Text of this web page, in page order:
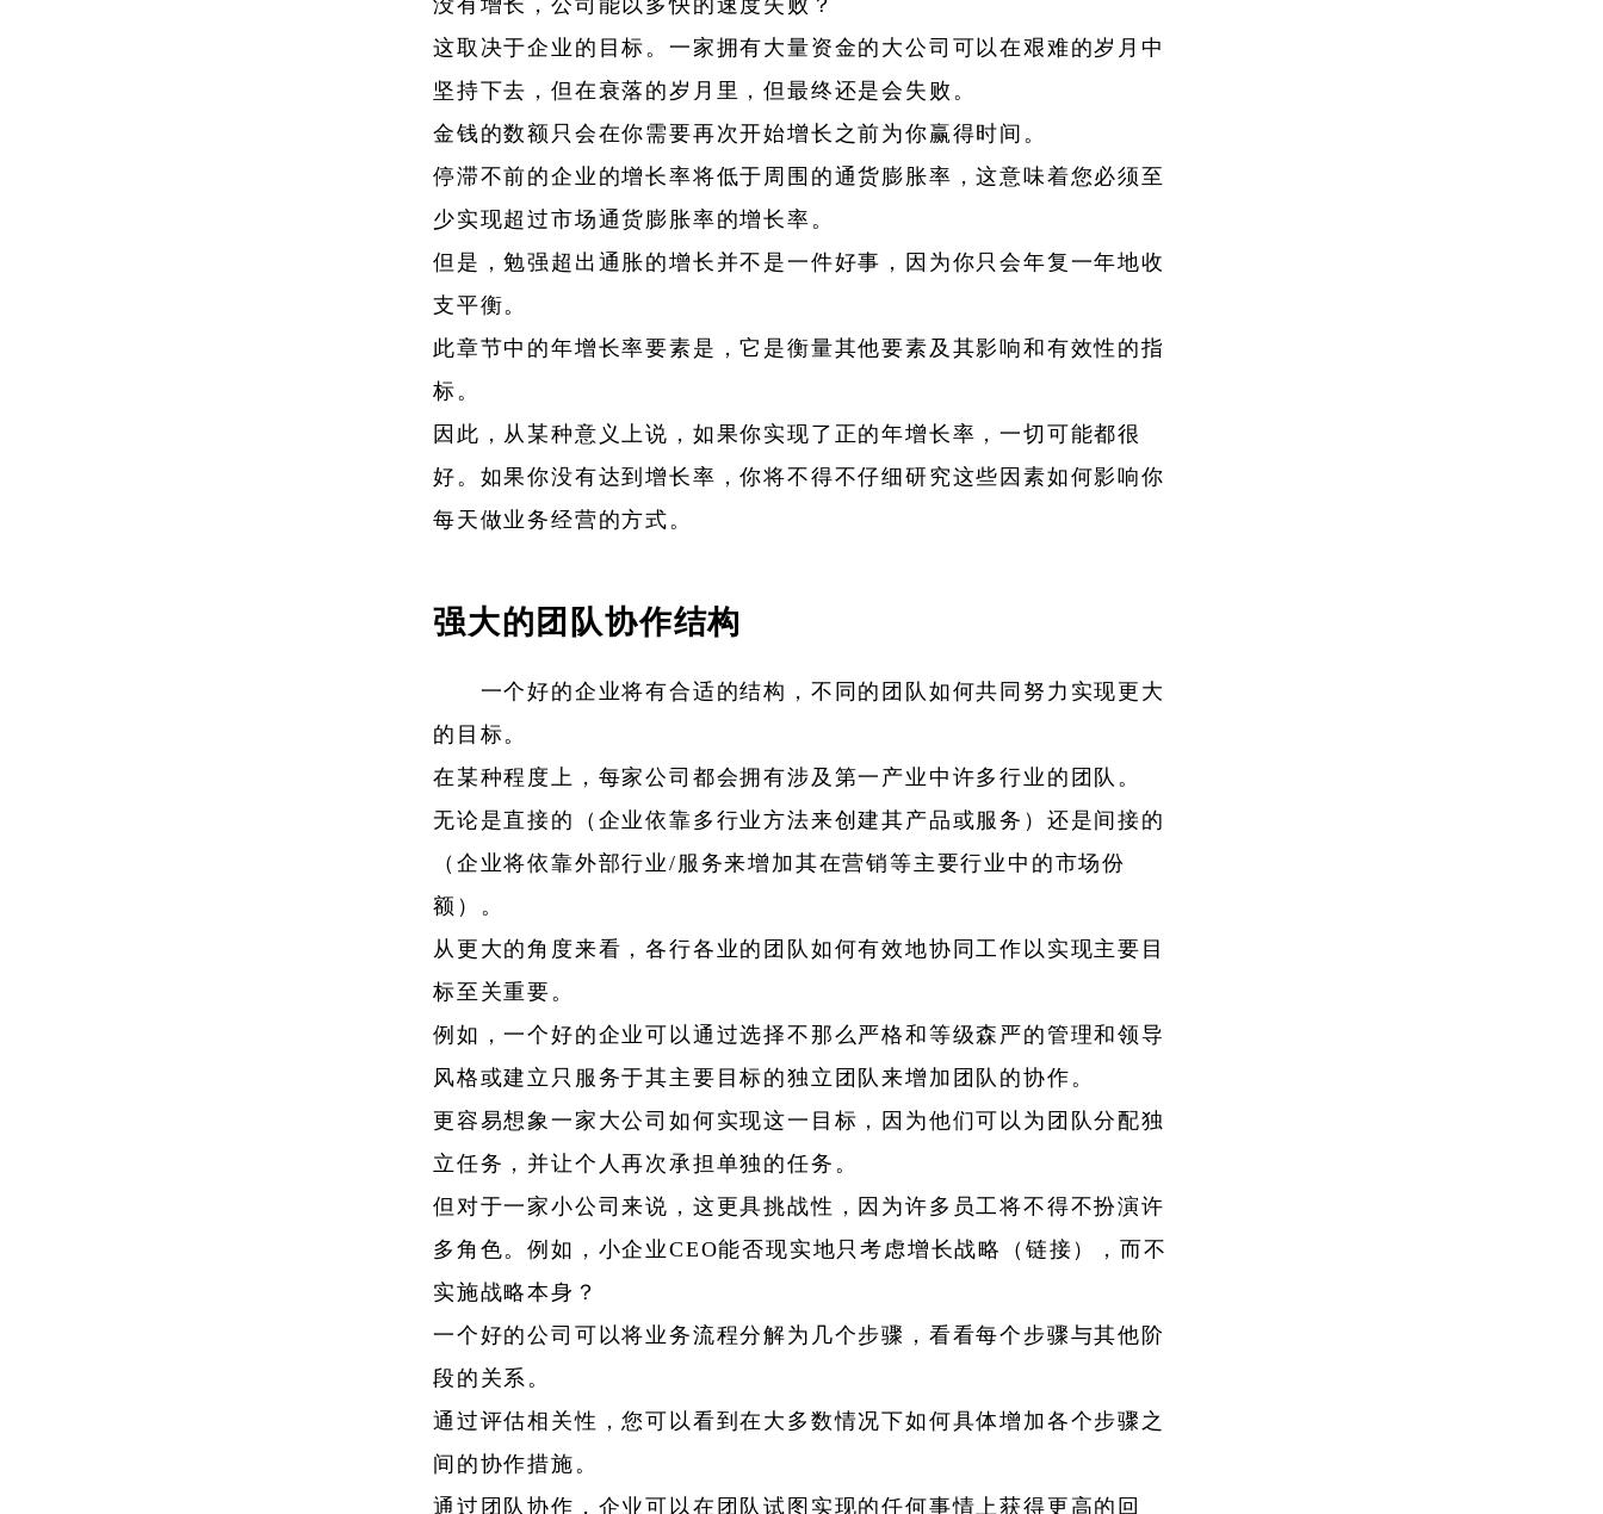
没有增长，公司能以多快的速度失败？
这取决于企业的目标。一家拥有大量资金的大公司可以在艰难的岁月中
坚持下去，但在衰落的岁月里，但最终还是会失败。
金钱的数额只会在你需要再次开始增长之前为你赢得时间。
停滞不前的企业的增长率将低于周围的通货膨胀率，这意味着您必须至
少实现超过市场通货膨胀率的增长率。
但是，勉强超出通胀的增长并不是一件好事，因为你只会年复一年地收
支平衡。
此章节中的年增长率要素是，它是衡量其他要素及其影响和有效性的指
标。
因此，从某种意义上说，如果你实现了正的年增长率，一切可能都很
好。如果你没有达到增长率，你将不得不仔细研究这些因素如何影响你
每天做业务经营的方式。
强大的团队协作结构
一个好的企业将有合适的结构，不同的团队如何共同努力实现更大
的目标。
在某种程度上，每家公司都会拥有涉及第一产业中许多行业的团队。
无论是直接的（企业依靠多行业方法来创建其产品或服务）还是间接的
（企业将依靠外部行业/服务来增加其在营销等主要行业中的市场份
额）。
从更大的角度来看，各行各业的团队如何有效地协同工作以实现主要目
标至关重要。
例如，一个好的企业可以通过选择不那么严格和等级森严的管理和领导
风格或建立只服务于其主要目标的独立团队来增加团队的协作。
更容易想象一家大公司如何实现这一目标，因为他们可以为团队分配独
立任务，并让个人再次承担单独的任务。
但对于一家小公司来说，这更具挑战性，因为许多员工将不得不扮演许
多角色。例如，小企业CEO能否现实地只考虑增长战略（链接），而不
实施战略本身？
一个好的公司可以将业务流程分解为几个步骤，看看每个步骤与其他阶
段的关系。
通过评估相关性，您可以看到在大多数情况下如何具体增加各个步骤之
间的协作措施。
通过团队协作，企业可以在团队试图实现的任何事情上获得更高的回